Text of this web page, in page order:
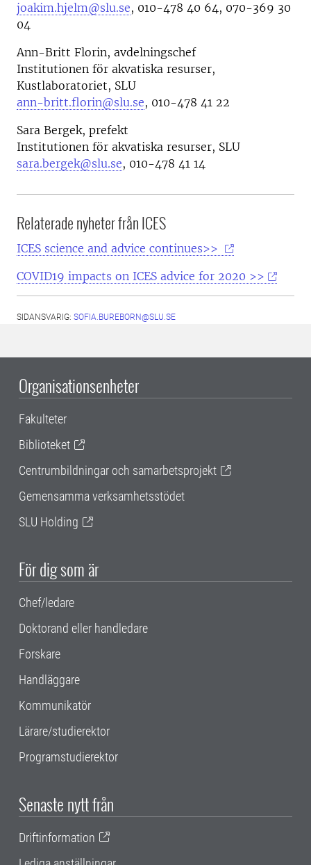
joakim.hjelm@slu.se, 010-478 40 64, 070-369 30
04
Ann-Britt Florin, avdelningschef
Institutionen för akvatiska resurser,
Kustlaboratoriet, SLU
ann-britt.florin@slu.se, 010-478 41 22
Sara Bergek, prefekt
Institutionen för akvatiska resurser, SLU
sara.bergek@slu.se, 010-478 41 14
Relaterade nyheter från ICES
ICES science and advice continues>>
COVID19 impacts on ICES advice for 2020 >>
SIDANSVARIG: SOFIA.BUREBORN@SLU.SE
Organisationsenheter
Fakulteter
Biblioteket
Centrumbildningar och samarbetsprojekt
Gemensamma verksamhetsstödet
SLU Holding
För dig som är
Chef/ledare
Doktorand eller handledare
Forskare
Handläggare
Kommunikatör
Lärare/studierektor
Programstudierektor
Senaste nytt från
Driftinformation